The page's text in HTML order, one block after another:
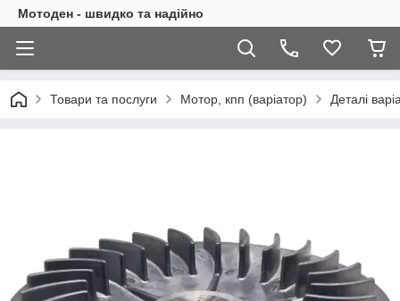
Мотоден - швидко та надійно
Товари та послуги Мотор, кпп (варіатор) Деталі